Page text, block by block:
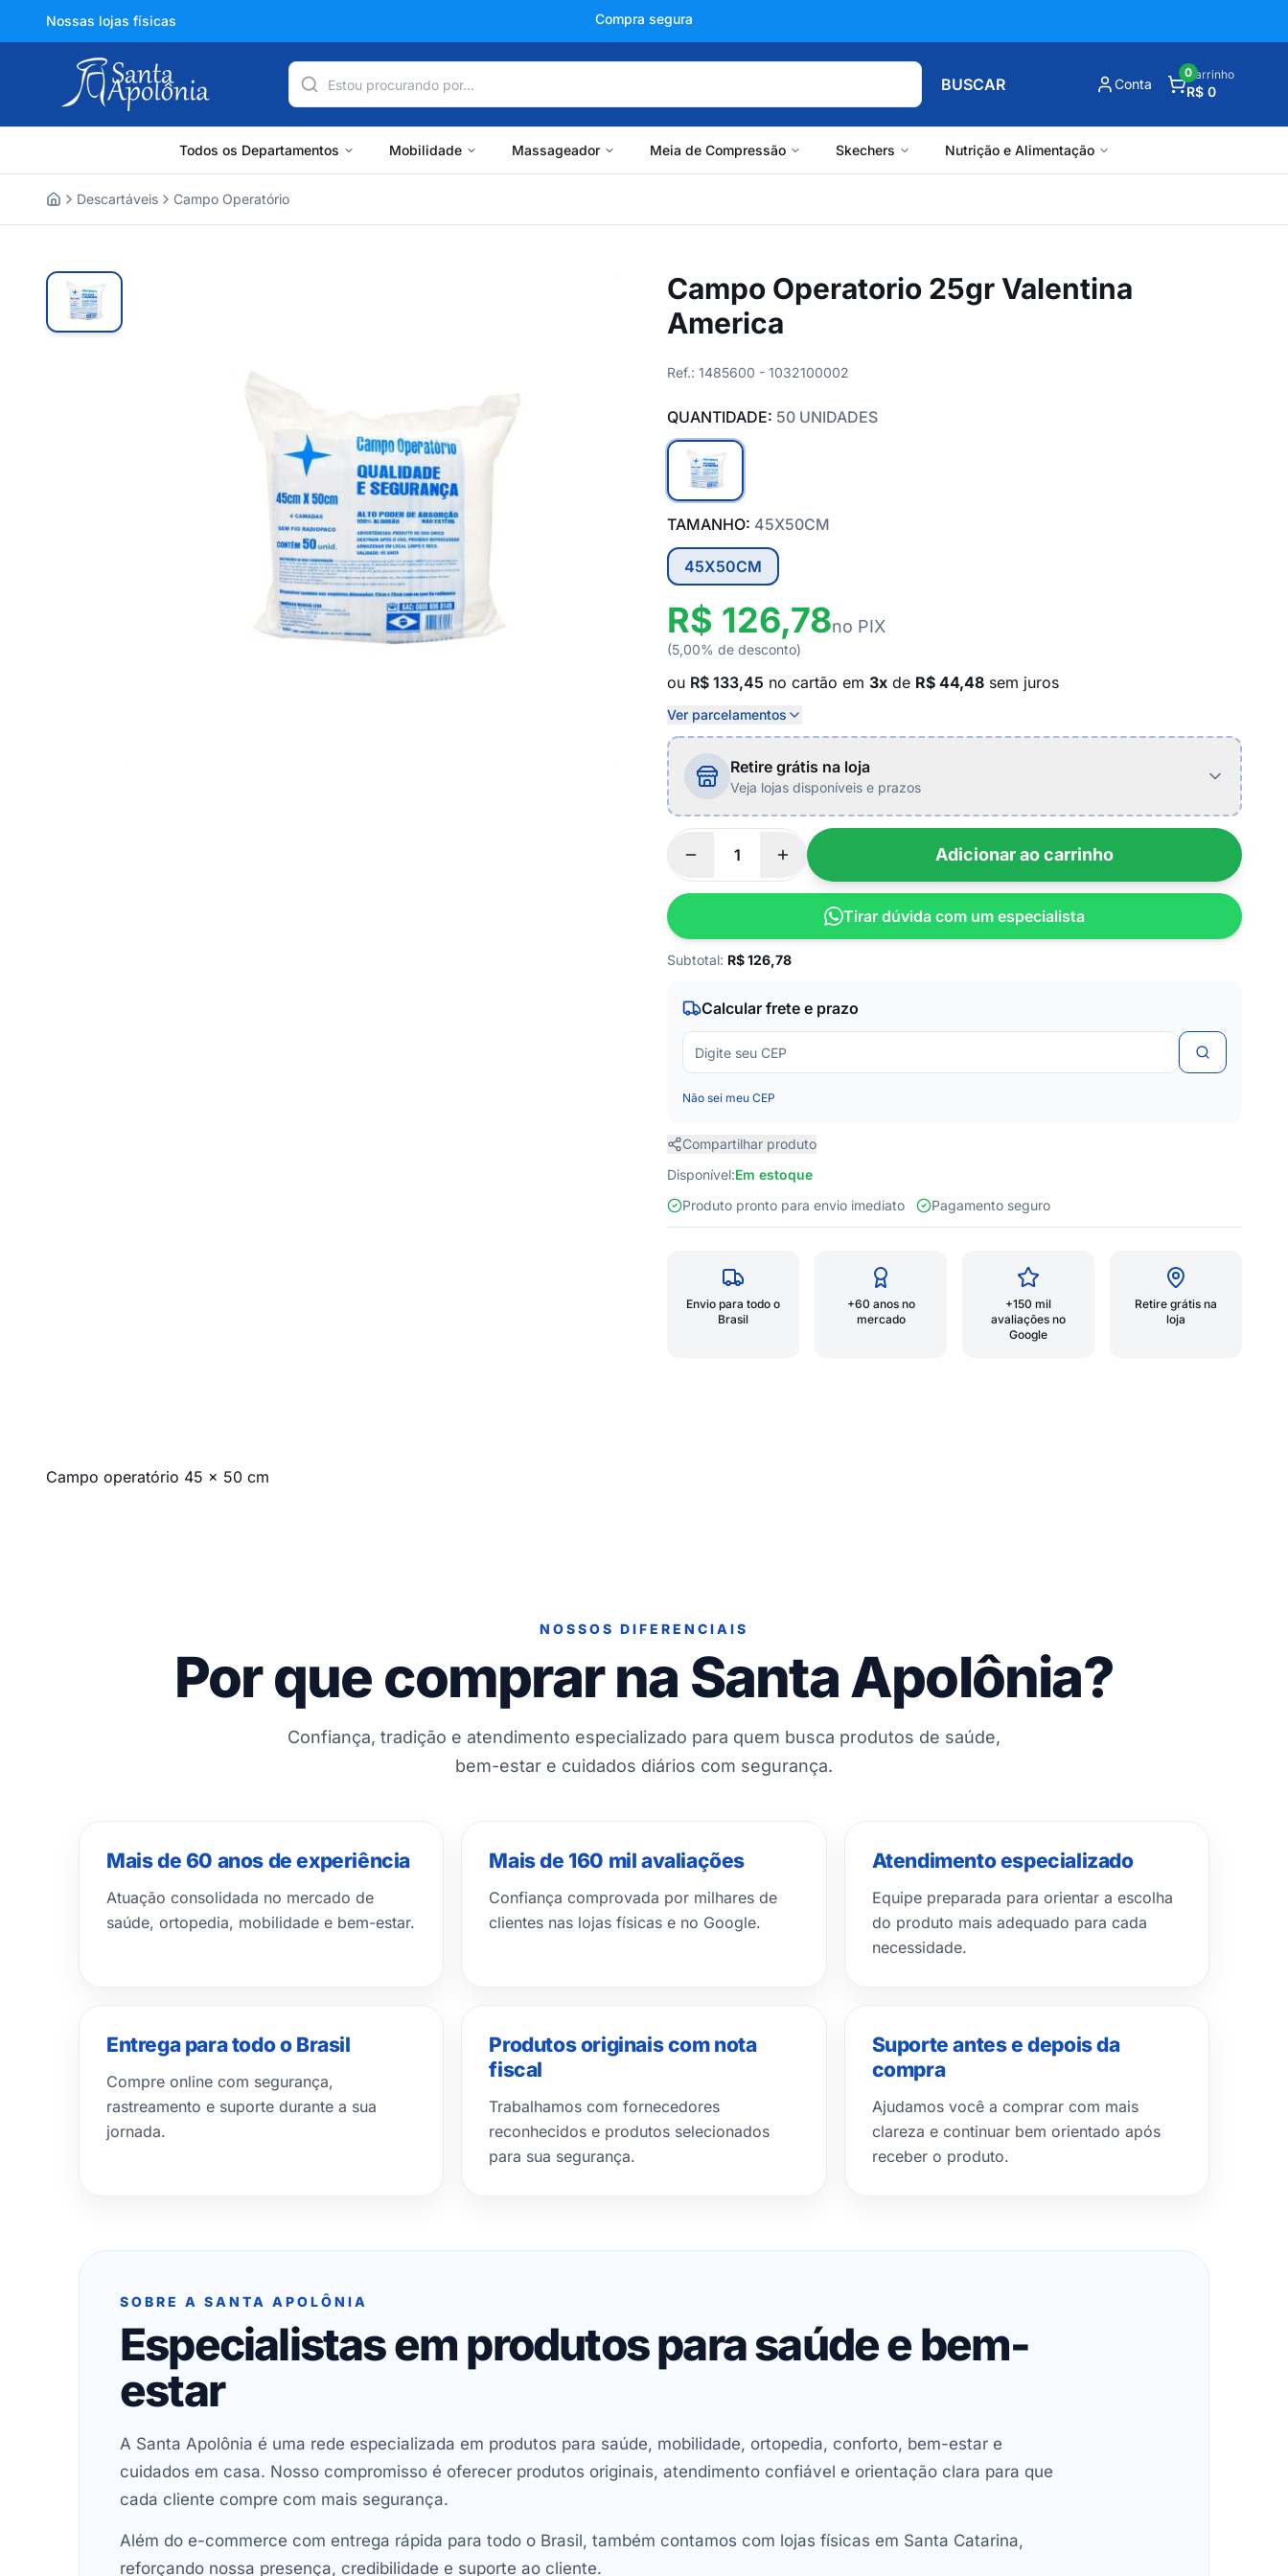
Nossas lojas físicas +150 mil avaliações
BUSCAR Conta
Carrinho
R$ 0
0
Todos os Departamentos Mobilidade Massageador Meia de Compressão Skechers Nutrição e Alimentação
Descartáveis Campo Operatório
Campo Operatorio 25gr Valentina
America
Ref.: 1485600 - 1032100002
QUANTIDADE: 50 UNIDADES
TAMANHO: 45X50CM
45X50CM
R$ 126,78no PIX
(5,00% de desconto)
ou R$ 133,45 no cartão em 3x de R$ 44,48 sem juros
Ver parcelamentos
Retire grátis na loja
Veja lojas disponíveis e prazos
Adicionar ao carrinho
Tirar dúvida com um especialista
Subtotal: R$126,78
Calcular frete e prazo
Não sei meu CEP
Compartilhar produto
Disponível:Em estoque
Produto pronto para envio imediato
Pagamento seguro
Envio para todo o
Brasil
+60 anos no
mercado
+150 mil
avaliações no
Google
Retire grátis na
loja
Campo operatório 45 x 50 cm
NOSSOS DIFERENCIAIS
Por que comprar na Santa Apolônia?
Confiança, tradição e atendimento especializado para quem busca produtos de saúde,
bem-estar e cuidados diários com segurança.
Mais de 60 anos de experiência
Atuação consolidada no mercado de
saúde, ortopedia, mobilidade e bem-estar.
Mais de 160 mil avaliações
Confiança comprovada por milhares de
clientes nas lojas físicas e no Google.
Atendimento especializado
Equipe preparada para orientar a escolha
do produto mais adequado para cada
necessidade.
Entrega para todo o Brasil
Compre online com segurança,
rastreamento e suporte durante a sua
jornada.
Produtos originais com nota
fiscal
Trabalhamos com fornecedores
reconhecidos e produtos selecionados
para sua segurança.
Suporte antes e depois da
compra
Ajudamos você a comprar com mais
clareza e continuar bem orientado após
receber o produto.
SOBRE A SANTA APOLÔNIA
Especialistas em produtos para saúde e bem-
estar
A Santa Apolônia é uma rede especializada em produtos para saúde, mobilidade, ortopedia, conforto, bem-estar e
cuidados em casa. Nosso compromisso é oferecer produtos originais, atendimento confiável e orientação clara para que
cada cliente compre com mais segurança.
Além do e-commerce com entrega rápida para todo o Brasil, também contamos com lojas físicas em Santa Catarina,
reforçando nossa presença, credibilidade e suporte ao cliente.